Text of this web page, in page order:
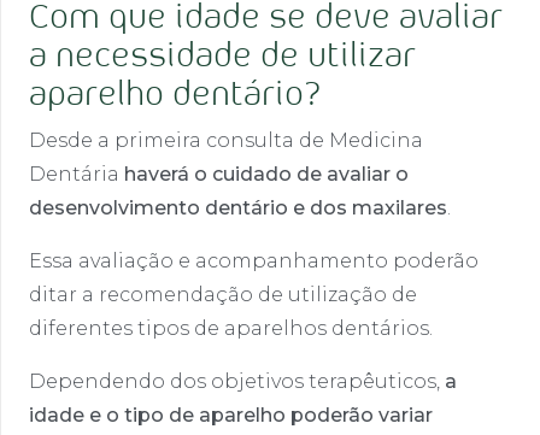
Com que idade se deve avaliar
a necessidade de utilizar
aparelho dentário?
Desde a primeira consulta de Medicina
Dentária haverá o cuidado de avaliar o
desenvolvimento dentário e dos maxilares
Essa avaliação e acompanhamento poderão
ditar a recomendação de utilização de
diferentes tipos de aparelhos dentários.
Dependendo dos objetivos terapêuticos, a
idade e o tipo de aparelho poderão variar